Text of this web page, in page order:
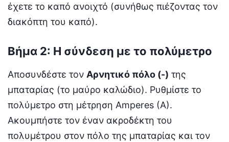
έχετε το καπό ανοιχτό (συνήθως πιέζοντας τον
διακόπτη του καπό).
Βήμα 2: Η σύνδεση με το πολύμετρο
Αποσυνδέστε τον Αρνητικό πόλο (-) της
μπαταρίας (το μαύρο καλώδιο). Ρυθμίστε το
πολύμετρο στη μέτρηση Amperes (A).
Ακουμπήστε τον έναν ακροδέκτη του
πολυμέτρου στον πόλο της μπαταρίας και τον